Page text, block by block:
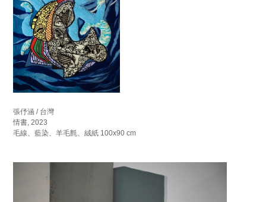
張伃涵 / 台灣
情書, 2023
毛線、藍染、羊毛氈、絨紙 100x90 cm